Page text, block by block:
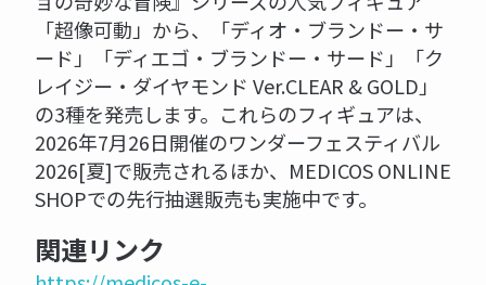
「超像可動」から、「ディオ・ブランドー・サ
ード」「ディエゴ・ブランドー・サード」「ク
レイジー・ダイヤモンド Ver.CLEAR & GOLD」
の3種を発売します。これらのフィギュアは、
2026年7月26日開催のワンダーフェスティバル
2026[夏]で販売されるほか、MEDICOS ONLINE
SHOPでの先行抽選販売も実施中です。
関連リンク